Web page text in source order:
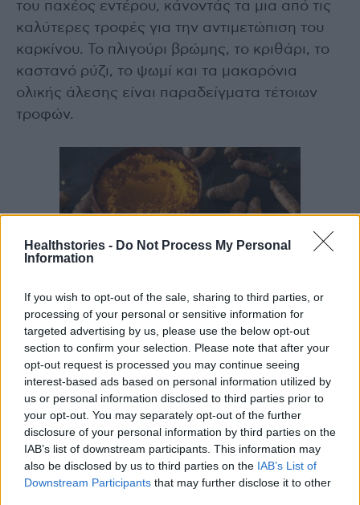
Healthstories - Do Not Process My Personal
Information
If you wish to opt-out of the sale, sharing to third parties, or
processing of your personal or sensitive information for
targeted advertising by us, please use the below opt-out
section to confirm your selection. Please note that after your
opt-out request is processed you may continue seeing
interest-based ads based on personal information utilized by
us or personal information disclosed to third parties prior to
your opt-out. You may separately opt-out of the further
disclosure of your personal information by third parties on the
IAB’s list of downstream participants. This information may
also be disclosed by us to third parties on the IAB’s List of
Downstream Participants that may further disclose it to other
του παχέος εντέρου, κάνοντάς τα μια από τις
καλύτερες τροφές για την αντιμετώπιση του
καρκίνου. Το πλιγούρι βρώμης, το κριθάρι, το
καστανό ρύζι, το ψωμί και τα μακαρόνια
ολικής άλεσης είναι παραδείγματα τέτοιων
τροφών.
Κουρκουμάς
Αυτό το πορτοκαλί μπαχαρικό, διάσημο στην
ινδική κουζίνα, περιέχει ένα συστατικό που
λέγεται κουρκουμίνη, που μπορεί να είναι
χρήσιμη στη μείωση του κίνδυνου του
καρκίνου. Σύμφωνα με την Αμερικανική
Αντικαρκινική Κοινότητα, η κουρκουμίνη
μπορεί να μειώσει την ανάπτυξη σε κάποια